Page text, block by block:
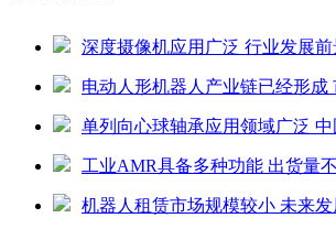
深度摄像机应用广泛 行业发展
电动人形机器人产业链已经形成
单列向心球轴承应用领域广泛
工业AMR具备多种功能 出货量
机器人租赁市场规模较小 未来